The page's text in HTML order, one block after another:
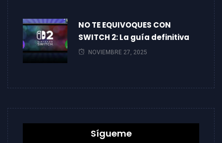
NO TE EQUIVOQUES CON
SWITCH 2: La guía definitiva
NOVIEMBRE 27, 2025
Sígueme